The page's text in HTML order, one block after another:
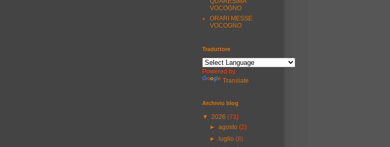
VOCOGNO
ORARI MESSE
VOCOGNO
Traduttore
Powered by
Translate
Archivio blog
▼ 2026 (73)
►agosto(2)
►
luglio(8)